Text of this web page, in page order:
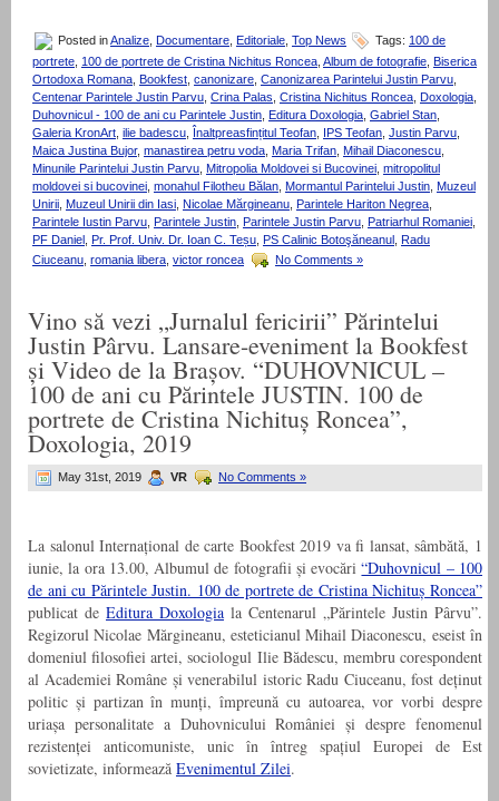
Posted inAnalize Documentare Editoriale Top News Tags: 100 de
portrete, 100 de portrete de Cristina Nichitus Roncea, Album de fotografie, Biserica
Ortodoxa Romana, Bookfest, canonizare, Canonizarea Parintelui Justin Parvu,
Centenar Parintele Justin Parvu, Crina Palas, Cristina Nichitus Roncea, Doxologia,
Duhovnicul - 100 de ani cu Parintele Justin, Editura Doxologia, Gabriel Stan,
Galeria KronArt, ilie badescu, Înaltpreasfințitul Teofan, IPS Teofan, Justin Parvu,
Maica Justina Bujor, manastirea petru voda, Maria Trifan, Mihail Diaconescu,
Minunile Parintelui Justin Parvu, Mitropolia Moldovei si Bucovinei, mitropolitul
moldovei si bucovinei, monahul Filotheu Bălan, Mormantul Parintelui Justin, Muzeul
Unirii, Muzeul Unirii din Iasi, Nicolae Mărgineanu, Parintele Hariton Negrea,
Parintele Iustin Parvu, Parintele Justin, Parintele Justin Parvu, Patriarhul Romaniei,
PF Daniel , Pr. Prof. Univ. Dr. Ioan C. Teșu, PS Calinic Botoşăneanul , Radu
Ciuceanu romania libera victor roncea No Comments »
Vino să vezi „Jurnalul fericirii” Părintelui
Justin Pârvu. Lansare-eveniment la Bookfest
și Video de la Brașov. “DUHOVNICUL –
100 de ani cu Părintele JUSTIN. 100 de
portrete de Cristina Nichituș Roncea”,
Doxologia, 2019
May 31st, 2019 VR No Comments »
La salonul Internațional de carte Bookfest 2019 va fi lansat, sâmbătă, 1
iunie, la ora 13.00, Albumul de fotografii și evocări“Duhovnicul – 100
de ani cu Părintele Justin. 100 de portrete de Cristina Nichituș Roncea”
publicat de Editura Doxologia la Centenarul „Părintele Justin Pârvu”.
Regizorul Nicolae Mărgineanu, esteticianul Mihail Diaconescu, eseist în
domeniul filosofiei artei, sociologul Ilie Bădescu, membru corespondent
al Academiei Române și venerabilul istoric Radu Ciuceanu, fost deținut
politic și partizan în munți, împreună cu autoarea, vor vorbi despre
uriașa personalitate a Duhovnicului României și despre fenomenul
rezistenței anticomuniste, unic în întreg spațiul Europei de Est
sovietizate, informează Evenimentul Zilei.